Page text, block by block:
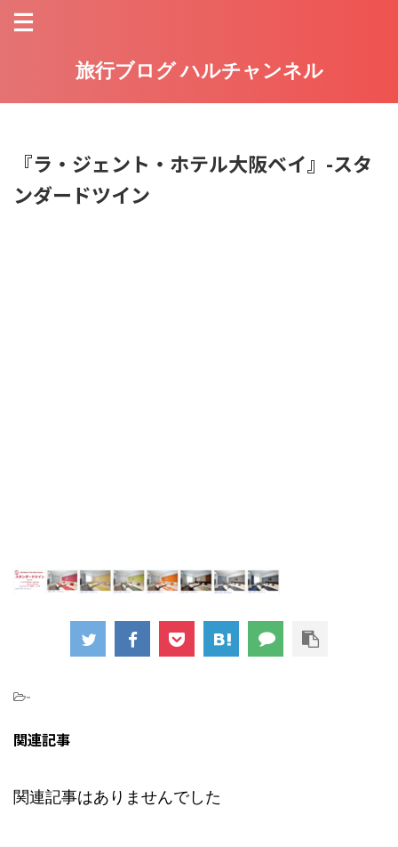
旅行ブログ ハルチャンネル
『ラ・ジェント・ホテル大阪ベイ』-スタ
ンダードツイン
-
関連記事
関連記事はありませんでした